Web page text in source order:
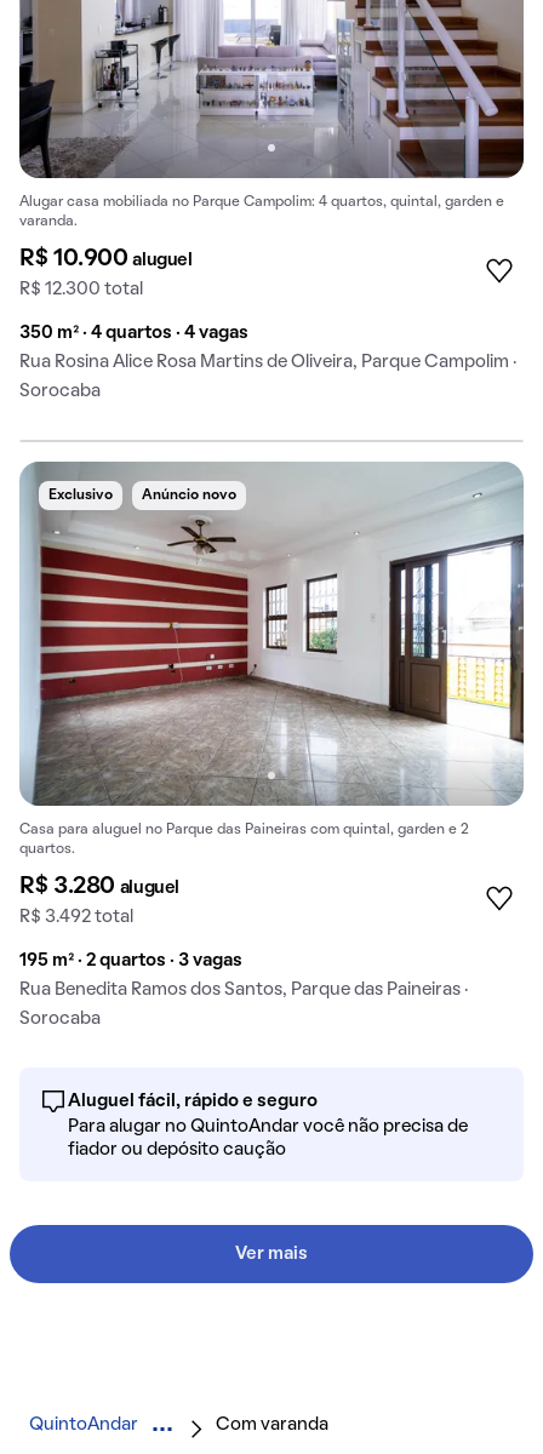
Alugar casa mobiliada no Parque Campolim: 4 quartos, quintal, garden e
varanda.
R$ 10.900aluguel
R$ 12.300 total
350 m² · 4 quartos · 4 vagas
Rua Rosina Alice Rosa Martins de Oliveira, Parque Campolim ·
Sorocaba
Exclusivo Anúncio novo
Casa para aluguel no Parque das Paineiras com quintal, garden e 2
quartos.
R$ 3.280 aluguel
R$ 3.492 total
195 m² · 2 quartos · 3 vagas
Rua Benedita Ramos dos Santos, Parque das Paineiras ·
Sorocaba
Aluguel fácil, rápido e seguro
Para alugar no QuintoAndar você não precisa de
fiador ou depósito caução
Ver mais
QuintoAndar Com varanda